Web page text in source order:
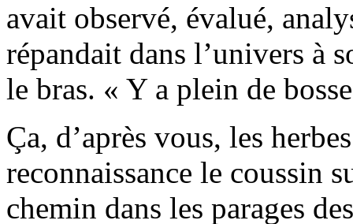
avait observé, évalué,
répandait dans l’univers à
le bras. « Y a plein de
Ça, d’après vous, les
reconnaissance le coussin
chemin dans les parages